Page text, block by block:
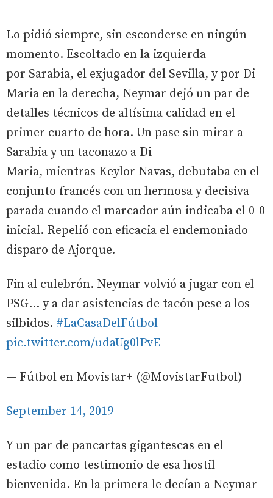
Lo pidió siempre, sin esconderse en ningún
momento. Escoltado en la izquierda
por Sarabia, el exjugador del Sevilla, y por Di
Maria en la derecha, Neymar dejó un par de
detalles técnicos de altísima calidad en el
primer cuarto de hora. Un pase sin mirar a
Sarabia y un taconazo a Di
Maria, mientras Keylor Navas, debutaba en el
conjunto francés con un hermosa y decisiva
parada cuando el marcador aún indicaba el 0-0
inicial. Repelió con eficacia el endemoniado
disparo de Ajorque.
Fin al culebrón. Neymar volvió a jugar con el
PSG... y a dar asistencias de tacón pese a los
silbidos. #LaCasaDelFútbol
pic.twitter.com/udaUg0lPvE
— Fútbol en Movistar+ (@MovistarFutbol)
September 14, 2019
Y un par de pancartas gigantescas en el
estadio como testimonio de esa hostil
bienvenida. En la primera le decían a Neymar